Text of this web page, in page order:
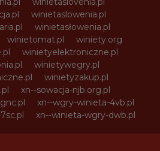
winietaslowenia.pl
winietasłowenia.pl
winietomat.pl
winiety.org
winietyelektroniczne.pl
winietywegry.pl
winietyzakup.pl
xn--sowacja-njb.org.pl
xn--wgry-winieta-4vb.pl
xn--winieta-wgry-dwb.pl